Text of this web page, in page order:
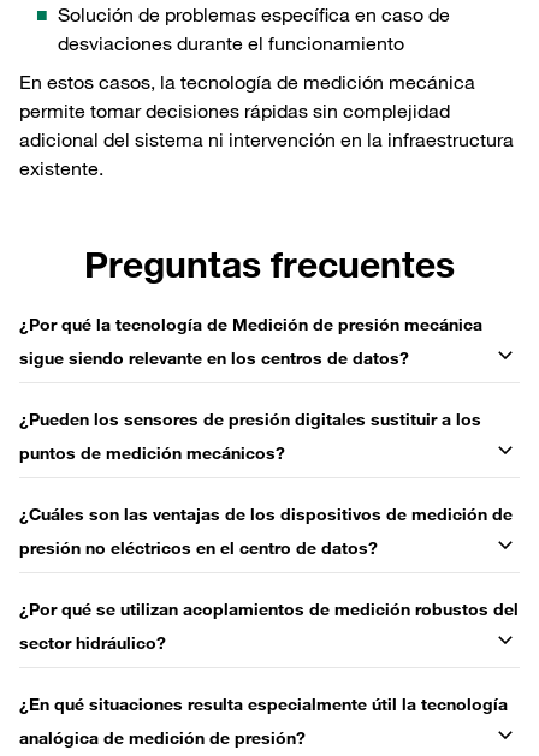
Solución de problemas específica en caso de
desviaciones durante el funcionamiento
En estos casos, la tecnología de medición mecánica
permite tomar decisiones rápidas sin complejidad
adicional del sistema ni intervención en la infraestructura
existente.
Preguntas frecuentes
¿Por qué la tecnología de Medición de presión mecánica
sigue siendo relevante en los centros de datos?
¿Pueden los sensores de presión digitales sustituir a los
puntos de medición mecánicos?
¿Cuáles son las ventajas de los dispositivos de medición de
presión no eléctricos en el centro de datos?
¿Por qué se utilizan acoplamientos de medición robustos del
sector hidráulico?
¿En qué situaciones resulta especialmente útil la tecnología
analógica de medición de presión?